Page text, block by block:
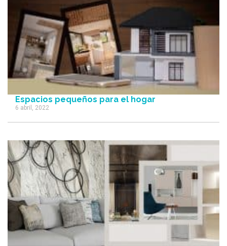
Espacios pequeños para el hogar
6 abril, 2022